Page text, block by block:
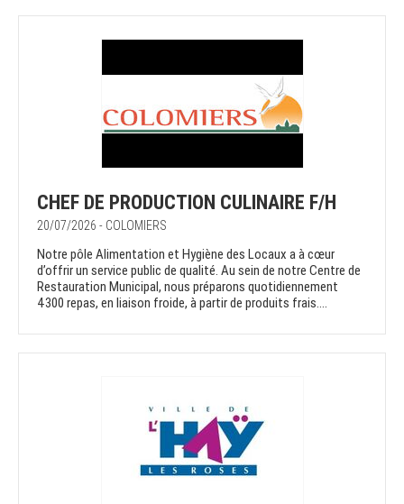
CHEF DE PRODUCTION CULINAIRE F/H
20/07/2026 - COLOMIERS
Notre pôle Alimentation et Hygiène des Locaux a à cœur
d’offrir un service public de qualité. Au sein de notre Centre de
Restauration Municipal, nous préparons quotidiennement
4300 repas, en liaison froide, à partir de produits frais....